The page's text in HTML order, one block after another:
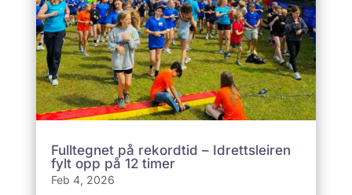
Fulltegnet på rekordtid – Idrettsleiren
fylt opp på 12 timer
Feb 4, 2026